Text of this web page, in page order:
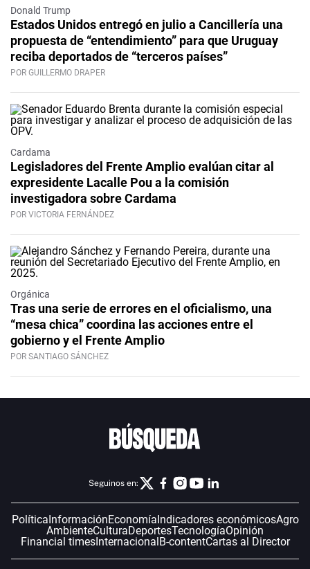
Donald Trump
Estados Unidos entregó en julio a Cancillería una
propuesta de “entendimiento” para que Uruguay
reciba deportados de “terceros países”
POR GUILLERMO DRAPER
Cardama
Legisladores del Frente Amplio evalúan citar al
expresidente Lacalle Pou a la comisión
investigadora sobre Cardama
POR VICTORIA FERNÁNDEZ
Orgánica
Tras una serie de errores en el oficialismo, una
“mesa chica” coordina las acciones entre el
gobierno y el Frente Amplio
POR SANTIAGO SÁNCHEZ
Seguinos en:
PolíticaInformaciónEconomíaIndicadores económicosAgro
AmbienteCulturaDeportesTecnologíaOpinión
Financial timesInternacionalB-contentCartas al Director